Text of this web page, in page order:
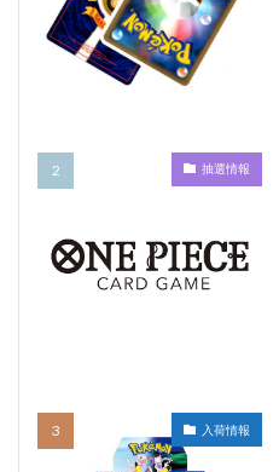
抽選情報
入荷情報